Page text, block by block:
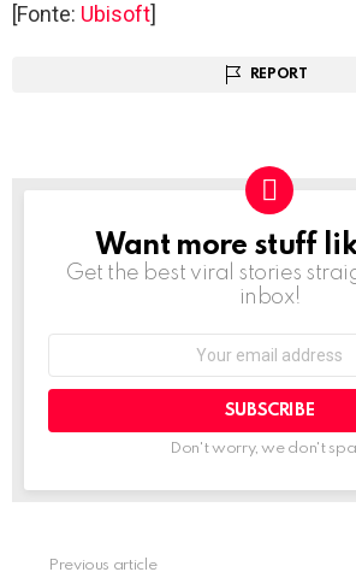
[Fonte: Ubisoft]
REPORT
NEWSLETTER
Want more stuff
Get the best viral stories
inbox!
Don't worry, we don't
Previous article